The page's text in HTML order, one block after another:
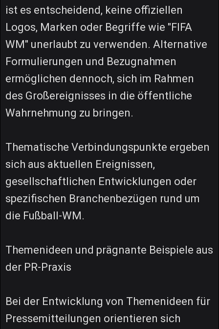
ist es entscheidend, keine offiziellen
Logos, Marken oder Begriffe wie "FIFA
WM" unerlaubt zu verwenden. Alternative
Formulierungen und Bezugnahmen
ermöglichen dennoch, sich im Rahmen
des Großereignisses in die öffentliche
Wahrnehmung zu bringen.
Thematische Verbindungspunkte ergeben
sich aus aktuellen Ereignissen,
gesellschaftlichen Entwicklungen oder
spezifischen Branchenbezügen rund um
die Fußball-WM.
Themenideen und prägnante Beispiele aus
der PR-Praxis
Bei der Entwicklung von Themenideen für
Pressemitteilungen orientieren sich